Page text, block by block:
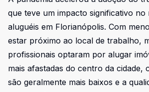
que teve um impacto significativo no
aluguéis em Florianópolis. Com
estar próximo ao local de trabalho,
profissionais optaram por alugar
mais afastadas do centro da cidade,
são geralmente mais baixos e a